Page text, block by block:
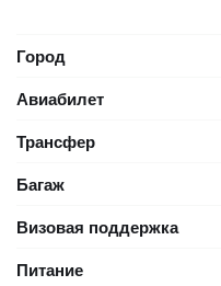
Город
Авиабилет
Трансфер
Багаж
Визовая поддержка
Питание